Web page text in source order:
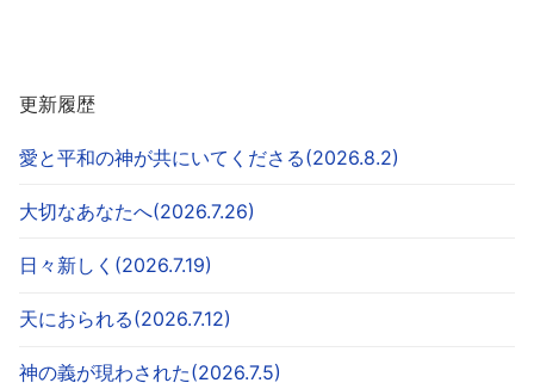
更新履歴
愛と平和の神が共にいてくださる(2026.8.2)
大切なあなたへ(2026.7.26)
日々新しく(2026.7.19)
天におられる(2026.7.12)
神の義が現わされた(2026.7.5)